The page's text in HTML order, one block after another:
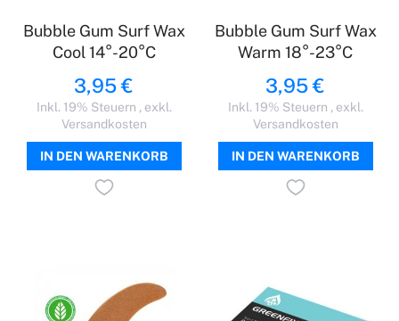
Bubble Gum Surf Wax
Cool 14°-20°C
3,95 €
Inkl. 19% Steuern , exkl.
Versandkosten
IN DEN WARENKORB
Bubble Gum Surf Wax
Warm 18°-23°C
3,95 €
Inkl. 19% Steuern , exkl.
Versandkosten
IN DEN WARENKORB